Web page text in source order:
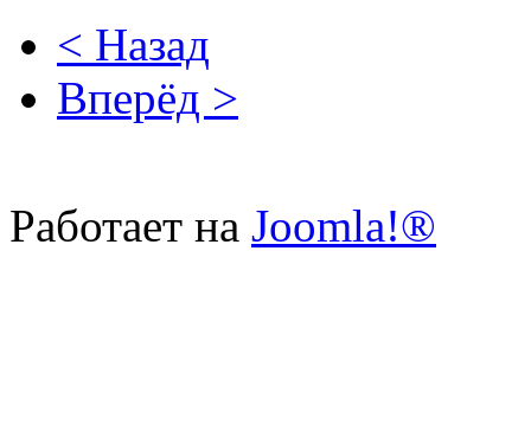
< Назад
Вперёд >
Работает на Joomla!®